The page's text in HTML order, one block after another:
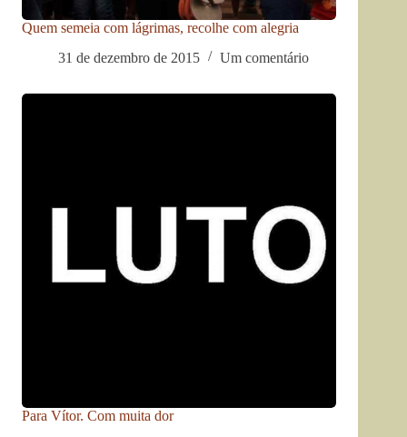
Quem semeia com lágrimas, recolhe com alegria
31 de dezembro de 2015
Um comentário
Para Vítor. Com muita dor